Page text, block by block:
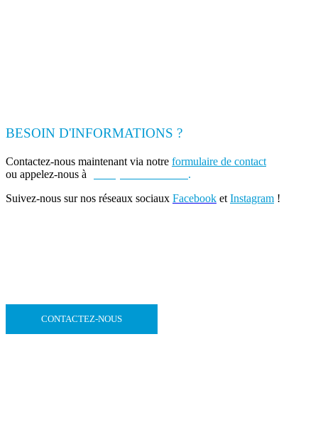
BESOIN D'INFORMATIONS ?
Contactez-nous maintenant via notre formulaire de contact
ou appelez-nous à
.
Suivez-nous sur nos réseaux sociaux Facebook et Instagram !
CONTACTEZ-NOUS